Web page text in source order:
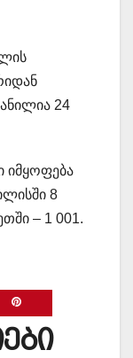
24
იმყოფება
8
– 1 001.